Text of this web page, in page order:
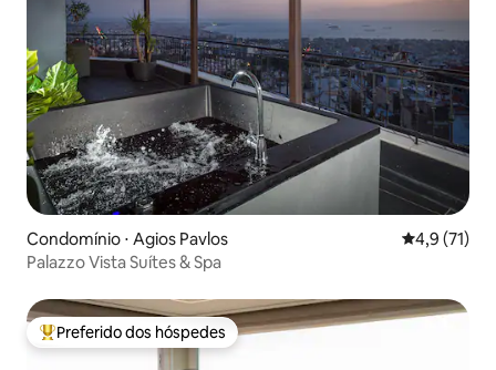
Condomínio ⋅ Agios Pavlos 4,9 de uma
4,9 (71)
Palazzo Vista Suítes & Spa
Entre os melhores preferidos dos hóspedes
Preferido dos hóspedes